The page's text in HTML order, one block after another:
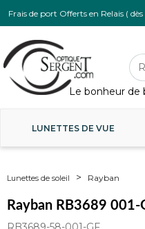
Frais de port Offerts en Relais (
LUNETTES DE VUE
Lunettes de soleil Rayban
Rayban RB3689 001-